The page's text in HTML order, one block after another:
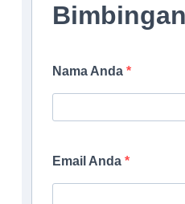
Nama Anda
Email Anda